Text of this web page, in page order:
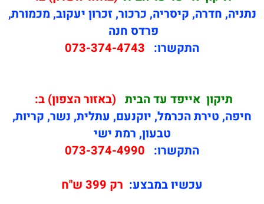
נתניה, חדרה, קיסריה, כרכור, זכרון יעקוב, מכמורת,
פרדס חנה
התקשרו: 073-374-4743
תיקוןאייפד עד הבית (באזור הצפון) ב:
חיפה, טירת הכרמל, יוקנעם, עתלית, נשר, קריות,
טבעון, רמת ישי
התקשרו: 073-374-4990
עכשיו במבצע: רק 399 ש"ח